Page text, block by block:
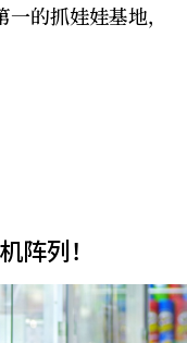
的抓娃娃基地，
阵列！